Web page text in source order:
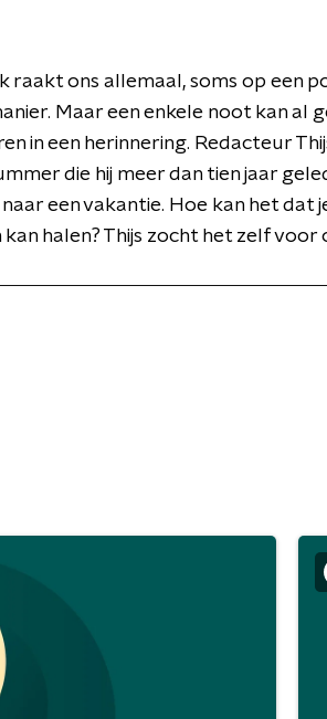
raakt ons allemaal, soms op een
Maar een enkele noot kan al
in een herinnering. Redacteur
die hij meer dan tien jaar
een vakantie. Hoe kan het dat
kan halen? Thijs zocht het zelf voor